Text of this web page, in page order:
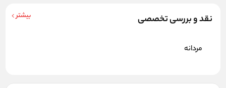
نقد و بررسی تخصصی بیشتر
مردانه